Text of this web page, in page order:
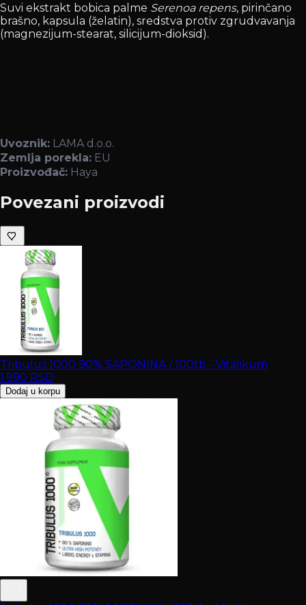
Suvi ekstrakt bobica palme Serenoa repens, pirinčano
brašno, kapsula (želatin), sredstva protiv zgrudvavanja
(magnezijum-stearat, silicijum-dioksid).
Uvoznik: LAMA d.o.o.
Zemlja porekla: EU
Proizvođač: Haya
Povezani proizvodi
Tribulus 1000 90% SAPONINA / 100tb - Vitalikum
1.990 RSD
Dodaj u korpu